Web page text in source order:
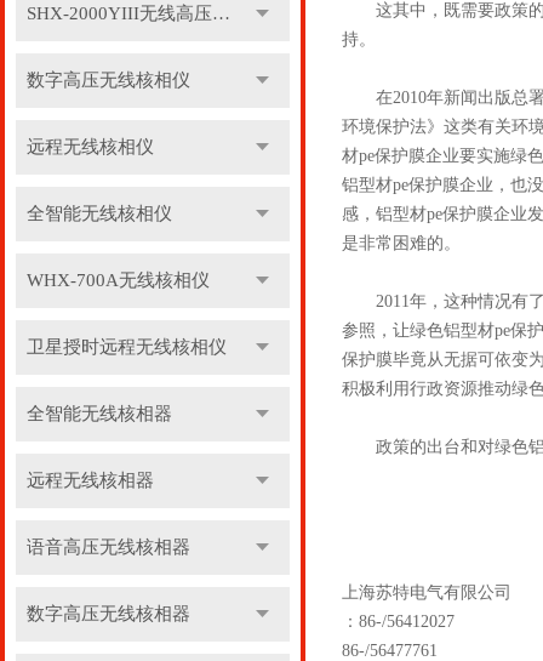
SHX-2000YIII无线高压核相仪
数字高压无线核相仪
远程无线核相仪
全智能无线核相仪
WHX-700A无线核相仪
卫星授时远程无线核相仪
全智能无线核相器
远程无线核相器
语音高压无线核相器
数字高压无线核相器
这其中，既需要政策的
持。
在2010年新闻出版总署
环境保护法》这类有关环
材pe保护膜企业要实施绿
铝型材pe保护膜企业，也
感，铝型材pe保护膜企业
是非常困难的。
2011年，这种情况有了
参照，让绿色铝型材pe保
保护膜毕竟从无据可依变
积极利用行政资源推动绿
政策的出台和对绿色铝
上海苏特电气有限公司
：86-/56412027
86-/56477761